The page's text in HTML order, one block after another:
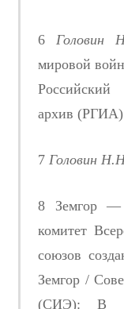
6Головин
мировой
Российский
архив
7 Головин
8 Земгор —
комитет
союзов
Земгор /
(СИЭ): В